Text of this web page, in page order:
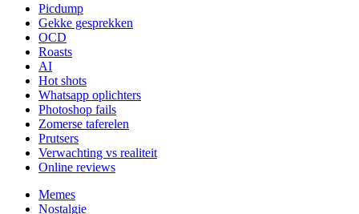
Picdump
Gekke gesprekken
OCD
Roasts
AI
Hot shots
Whatsapp oplichters
Photoshop fails
Zomerse taferelen
Prutsers
Verwachting vs realiteit
Online reviews
Memes
Nostalgie